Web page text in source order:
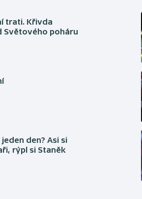
trati. Křivda
Světového poháru
den? Asi si
rýpl si Staněk